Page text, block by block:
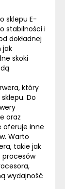
sklepu E-
stabilności i
dokładnej
jak
skoki
który
Do
oraz
oferuje inne
Warto
takie jak
procesów
,
wydajność